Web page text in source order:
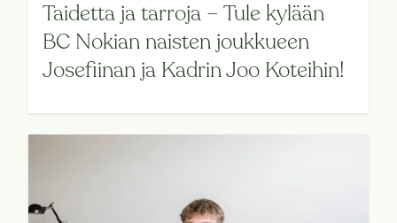
Taidetta ja tarroja – Tule kylään
BC Nokian naisten joukkueen
Josefiinan ja Kadrin Joo Koteihin!